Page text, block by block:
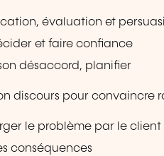
évaluation et
et faire confiance
désaccord, planifier
discours pour convaincre
le problème par le client
conséquences